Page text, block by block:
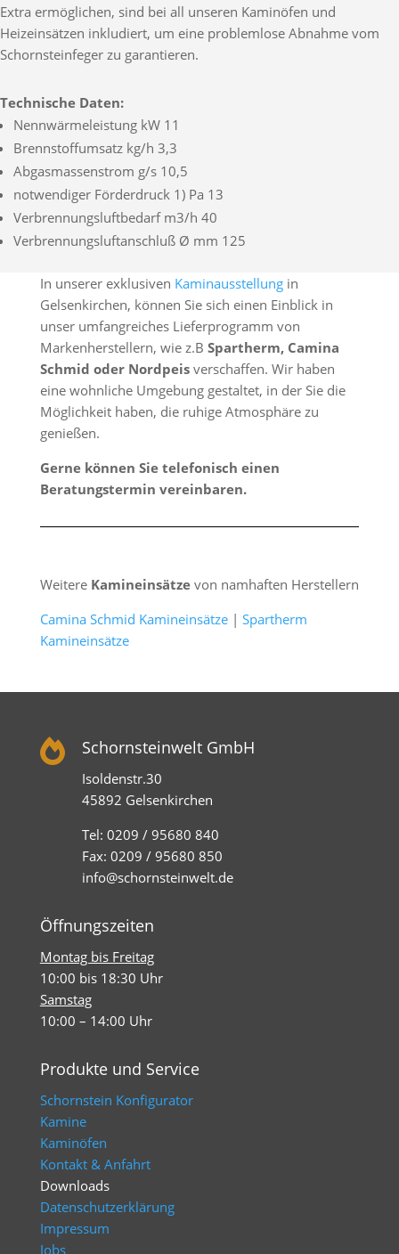
Extra ermöglichen, sind bei all unseren Kaminöfen und
Heizeinsätzen inkludiert, um eine problemlose Abnahme vom
Schornsteinfeger zu garantieren.
Technische Daten:
Nennwärmeleistung kW 11
Brennstoffumsatz kg/h 3,3
Abgasmassenstrom g/s 10,5
notwendiger Förderdruck 1) Pa 13
Verbrennungsluftbedarf m3/h 40
Verbrennungsluftanschluß Ø mm 125
In unserer exklusiven Kaminausstellungin
Gelsenkirchen, können Sie sich einen Einblick in
unser umfangreiches Lieferprogramm von
Markenherstellern, wie z.B Spartherm, Camina
Schmid oder Nordpeisverschaffen. Wir haben
eine wohnliche Umgebung gestaltet, in der Sie die
Möglichkeit haben, die ruhige Atmosphäre zu
genießen.
Gerne können Sie telefonisch einen
Beratungstermin vereinbaren.
Weitere Kamineinsätzevon namhaften Herstellern
Camina Schmid Kamineinsätze| Spartherm
Kamineinsätze
 Schornsteinwelt GmbH
Isoldenstr.30
45892 Gelsenkirchen
Tel: 0209 / 95680 840
Fax: 0209 / 95680 850
info@schornsteinwelt.de
Öffnungszeiten
Montag bis Freitag
10:00 bis 18:30 Uhr
Samstag
10:00 – 14:00 Uhr
Produkte und Service
Schornstein Konfigurator
Kamine
Kaminöfen
Kontakt & Anfahrt
Downloads
Datenschutzerklärung
Impressum
Jobs